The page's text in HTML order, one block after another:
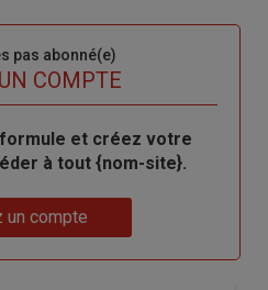
pas abonné(e)
COMPTE
et créez votre
à tout {nom-site}.
un compte